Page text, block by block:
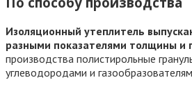
Изоляционный утеплитель
разными показателями толщины и
производства полистирольные
углеводородами и